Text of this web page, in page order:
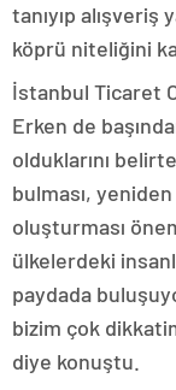
tanıyıp
köprü niteliğini
İstanbul Ticaret
Erken de
olduklarını
bulması,
oluşturması
ülkelerdeki
paydada
bizim çok
diye konuştu.